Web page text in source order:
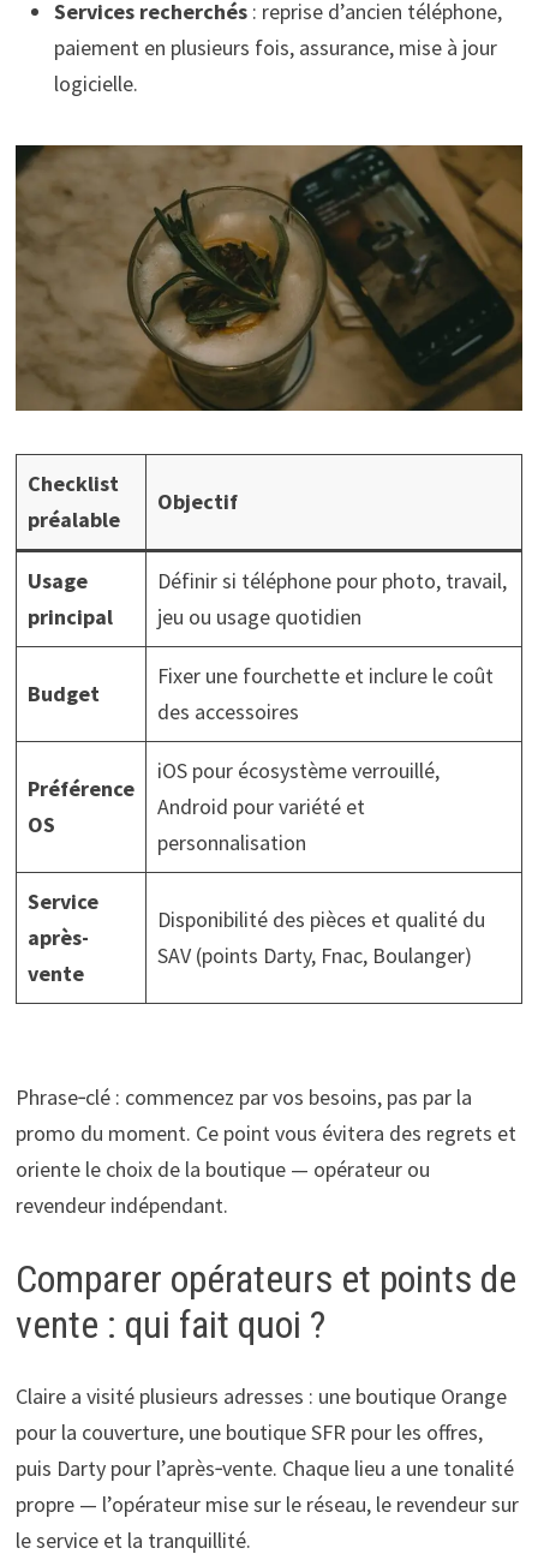
Services recherchés: reprise d’ancien téléphone,
paiement en plusieurs fois, assurance, mise à jour
logicielle.
Checklist
préalable
Objectif
Usage
principal
Définir si téléphone pour photo, travail,
jeu ou usage quotidien
Budget
Fixer une fourchette et inclure le coût
des accessoires
Préférence
OS
iOS pour écosystème verrouillé,
Android pour variété et
personnalisation
Service
après-
vente
Disponibilité des pièces et qualité du
SAV (points Darty, Fnac, Boulanger)
Phrase‑clé : commencez par vos besoins, pas par la
promo du moment. Ce point vous évitera des regrets et
oriente le choix de la boutique — opérateur ou
revendeur indépendant.
Comparer opérateurs et points de
vente : qui fait quoi ?
Claire a visité plusieurs adresses : une boutique Orange
pour la couverture, une boutique SFR pour les offres,
puis Darty pour l’après‑vente. Chaque lieu a une tonalité
propre — l’opérateur mise sur le réseau, le revendeur sur
le service et la tranquillité.